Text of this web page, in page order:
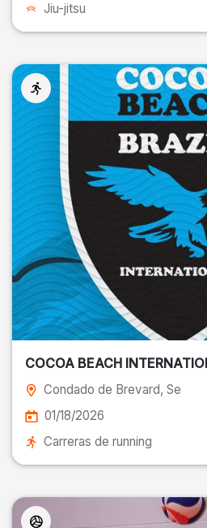
Jiu-jitsu
COCOA BEACH
Condado de Brevard, Se
01/18/2026
Carreras de running